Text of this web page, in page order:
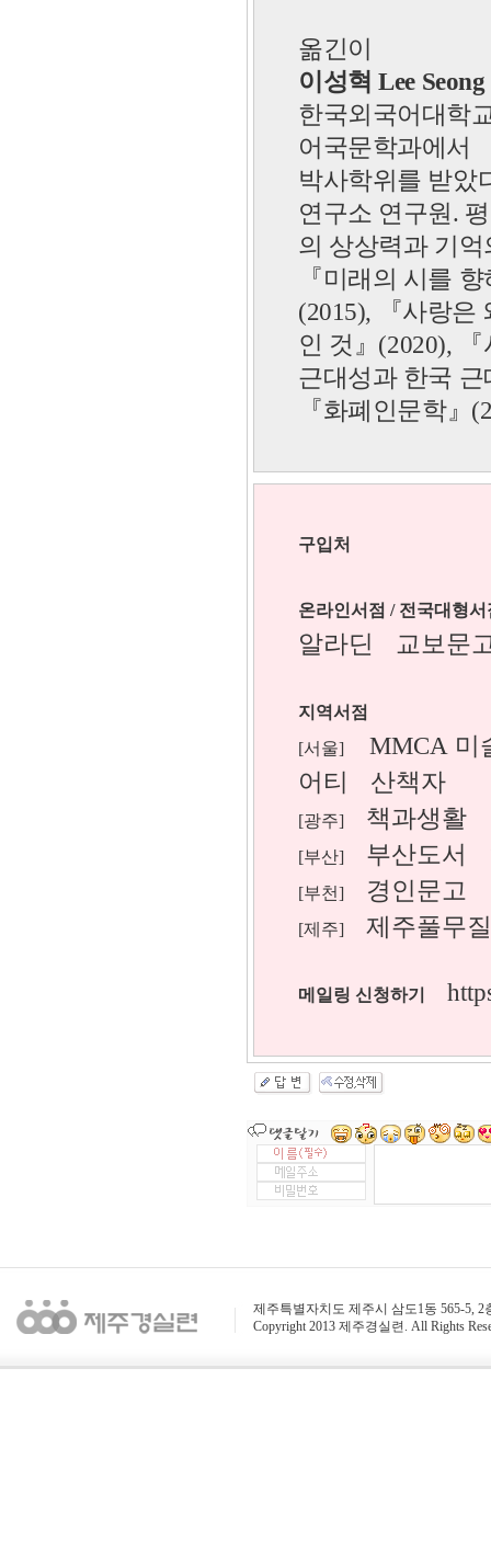
옮긴이
이성혁 Lee
한국외국어대학
어국문학과에서
박사학위를 받았
연구소 연구원.
의 상상력과 기억
『미래의 시를 향
(2015),
『사랑은
인 것 』 (2020), 『
근대성과 한국
『화폐인문학』
구입처
온라인서점 / 전국대형서
알라딘 교보문
지역서점
[서울] MMCA 미
어티
산책자
[광주] 책과생활
[부산] 부산도서
[부천] 경인문고
[제주] 제주풀무질
메일링 신청하기
제주특별자치도 제주시 삼도1동 565-5, 2
Copyright 2013 제주경실련. All Rights